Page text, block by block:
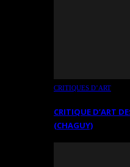
CRITIQUES D’ART
CRITIQUE D’ART
(CHAGUY)